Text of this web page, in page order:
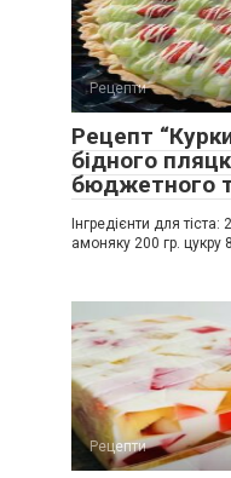
Рецепти
Рецепт
бідного
бюджетного
Інгредієнти для
амоняку 200 гр. цукру
Рецепти